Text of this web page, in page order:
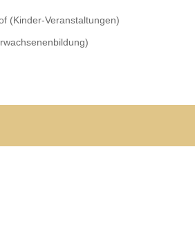
(Kinder-Veranstaltungen)